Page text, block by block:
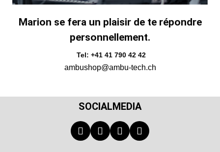
Marion se fera un plaisir de te répondre
personnellement.
Tel: +41 41 790 42 42
ambushop@ambu-tech.ch
SOCIALMEDIA